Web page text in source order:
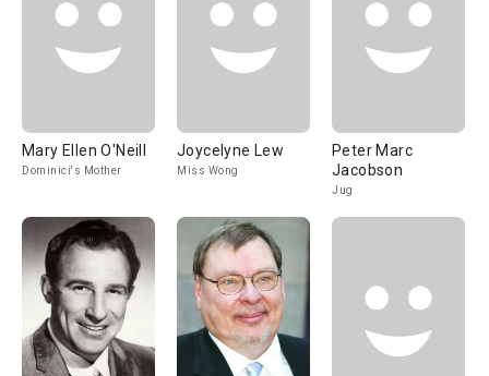
Mary Ellen O'Neill
Dominici's Mother
Joycelyne Lew
Miss Wong
Peter Marc
Jacobson
Jug